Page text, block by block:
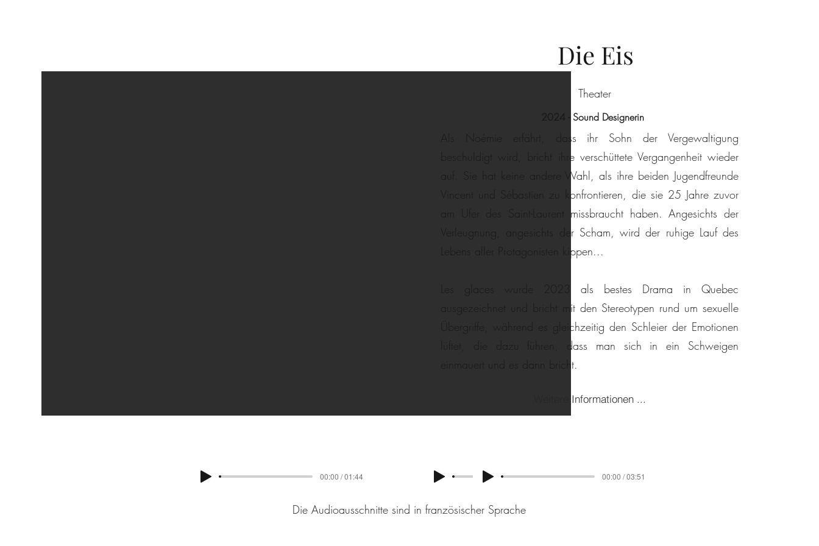
00:00 / 01:44 00:00 / 00:39
Die Eis
Theater
2024 - Sound Designerin
Als Noémie erfährt, dass ihr Sohn der Vergewaltigung
beschuldigt wird, bricht ihre verschüttete Vergangenheit wieder
auf. Sie hat keine andere Wahl, als ihre beiden Jugendfreunde
Vincent und Sébastien zu konfrontieren, die sie 25 Jahre zuvor
am Ufer des Saint-Laurent missbraucht haben. Angesichts der
Verleugnung, angesichts der Scham, wird der ruhige Lauf des
Lebens aller Protagonisten kippen...
Les glaces wurde 2023 als bestes Drama in Quebec
ausgezeichnet und bricht mit den Stereotypen rund um sexuelle
Übergriffe, während es gleichzeitig den Schleier der Emotionen
lüftet, die dazu führen, dass man sich in ein Schweigen
einmauert und es dann bricht.
Weitere Informationen ...
00:00 / 03:51
Die Audioausschnitte sind in französischer Sprache